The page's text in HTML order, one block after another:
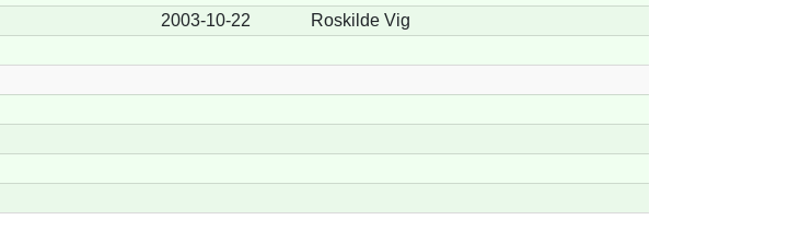
2003-10-22
Roskilde Vig